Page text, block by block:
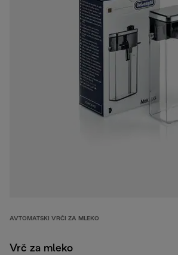
AVTOMATSKI VRČI ZA MLEKO
Vrč za mleko